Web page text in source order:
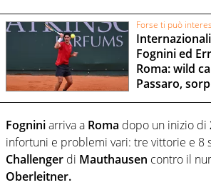
Forse ti può
Internazionali
Fognini ed
Roma: wild
Passaro,
Fogniniarriva a Roma dopo un inizio di
infortuni e problemi vari: tre vittorie e 8
Challenger di Mauthausen contro il
Oberleitner.